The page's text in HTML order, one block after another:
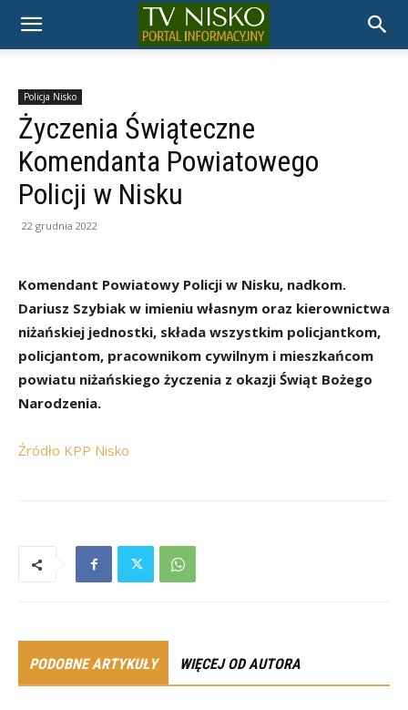
TELEWIZJA
NISKO
Policja Nisko
Życzenia Świąteczne
Komendanta Powiatowego
Policji w Nisku
22 grudnia 2022
Komendant Powiatowy Policji w Nisku, nadkom.
Dariusz Szybiak w imieniu własnym oraz kierownictwa
niżańskiej jednostki, składa wszystkim policjantkom,
policjantom, pracownikom cywilnym i mieszkańcom
powiatu niżańskiego życzenia z okazji Świąt Bożego
Narodzenia.
Źródło KPP Nisko
PODOBNE ARTYKUŁY WIĘCEJ OD AUTORA